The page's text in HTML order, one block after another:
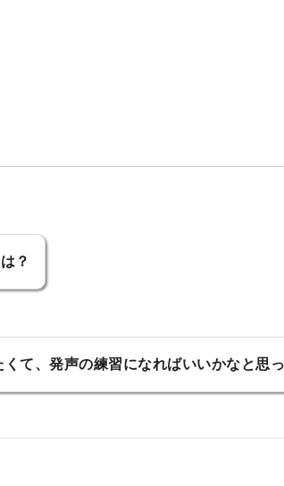
？
くて、発声の練習になればいいかなと思